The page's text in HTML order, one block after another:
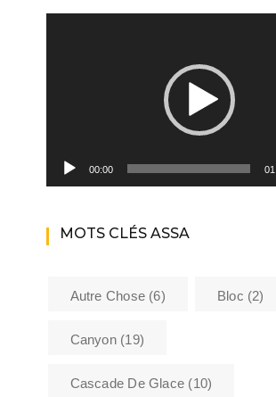
00:00
MOTS CLÉS ASSA
Autre Chose(6) Bloc (2)
Canyon(19)
Cascade De Glace (10)